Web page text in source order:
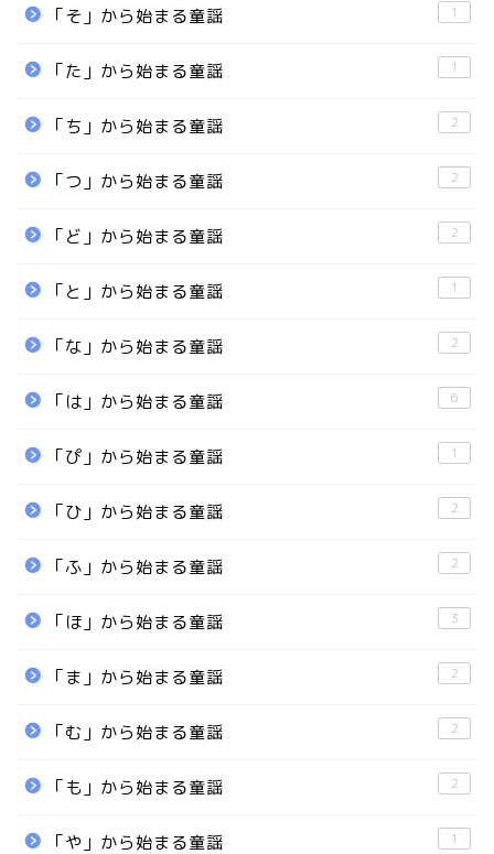
「そ」から始まる童謡 1
「た」から始まる童謡 1
「ち」から始まる童謡 2
「つ」から始まる童謡 2
「ど」から始まる童謡 2
「と」から始まる童謡 1
「な」から始まる童謡 2
「は」から始まる童謡 6
「ぴ」から始まる童謡 1
「ひ」から始まる童謡 2
「ふ」から始まる童謡 2
「ほ」から始まる童謡 3
「ま」から始まる童謡 2
「む」から始まる童謡 2
「も」から始まる童謡 2
「や」から始まる童謡 1